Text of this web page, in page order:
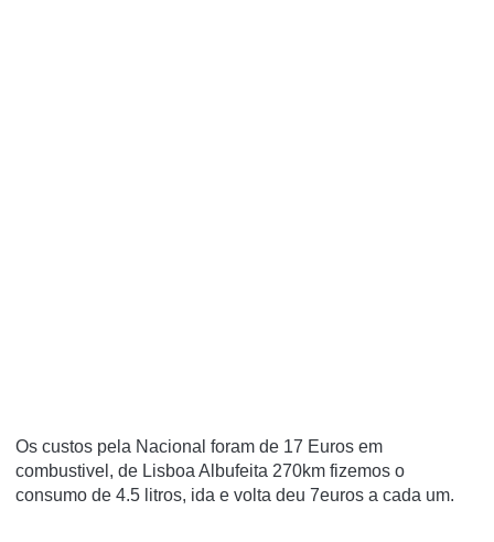
Os custos pela Nacional foram de 17 Euros em
combustivel, de Lisboa Albufeita 270km fizemos o
consumo de 4.5 litros, ida e volta deu 7euros a cada um.